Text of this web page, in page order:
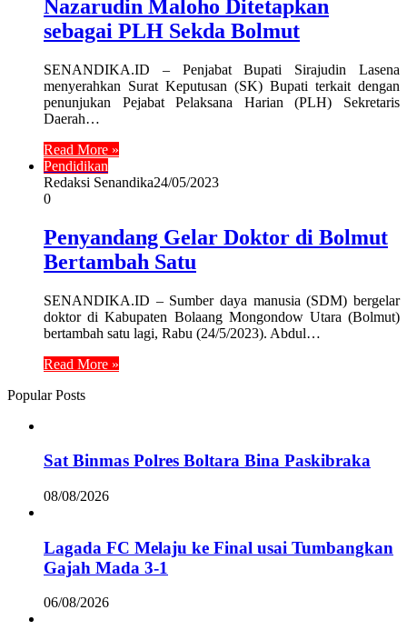
Nazarudin Maloho Ditetapkan
sebagai PLH Sekda Bolmut
SENANDIKA.ID – Penjabat Bupati Sirajudin Lasena
menyerahkan Surat Keputusan (SK) Bupati terkait dengan
penunjukan Pejabat Pelaksana Harian (PLH) Sekretaris
Daerah…
Read More »
Pendidikan
Redaksi Senandika24/05/2023
0
Penyandang Gelar Doktor di Bolmut
Bertambah Satu
SENANDIKA.ID – Sumber daya manusia (SDM) bergelar
doktor di Kabupaten Bolaang Mongondow Utara (Bolmut)
bertambah satu lagi, Rabu (24/5/2023). Abdul…
Read More »
Popular Posts
Sat Binmas Polres Boltara Bina Paskibraka
08/08/2026
Lagada FC Melaju ke Final usai Tumbangkan
Gajah Mada 3-1
06/08/2026